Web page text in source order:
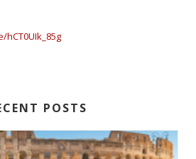
POSTS